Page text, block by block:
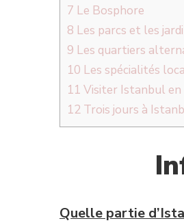
7 Le Bosphore
8 Les parcs et les
9 Les quartiers
10 Les spécialités
11 Visiter Istanbul
12 Trois jours à
Quelle partie